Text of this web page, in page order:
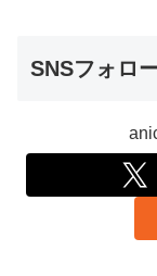
SNSフォロ